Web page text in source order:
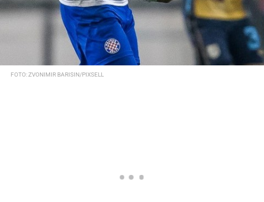
FOTO: ZVONIMIR BARISIN/PIXSELL